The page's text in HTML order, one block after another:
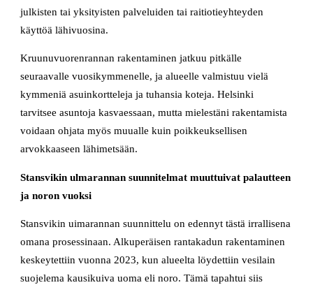
julkisten tai yksityisten palveluiden tai raitiotieyhteyden
käyttöä lähivuosina.
Kruunuvuorenrannan rakentaminen jatkuu pitkälle
seuraavalle vuosikymmenelle, ja alueelle valmistuu vielä
kymmeniä asuinkortteleja ja tuhansia koteja. Helsinki
tarvitsee asuntoja kasvaessaan, mutta mielestäni rakentamista
voidaan ohjata myös muualle kuin poikkeuksellisen
arvokkaaseen lähimetsään.
Stansvikin ulmarannan suunnitelmat muuttuivat palautteen
ja noron vuoksi
Stansvikin uimarannan suunnittelu on edennyt tästä irrallisena
omana prosessinaan. Alkuperäisen rantakadun rakentaminen
keskeytettiin vuonna 2023, kun alueelta löydettiin vesilain
suojelema kausikuiva uoma eli noro. Tämä tapahtui siis